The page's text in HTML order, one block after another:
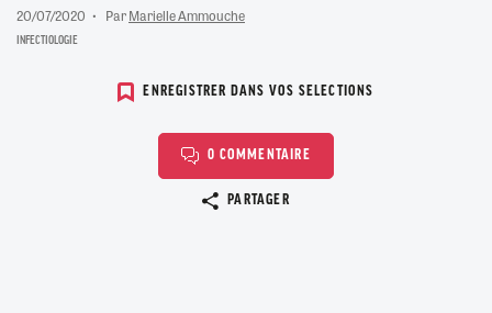
20/07/2020 ParMarielle Ammouche
INFECTIOLOGIE
ENREGISTRER DANS VOS SELECTIONS
0 COMMENTAIRE
PARTAGER